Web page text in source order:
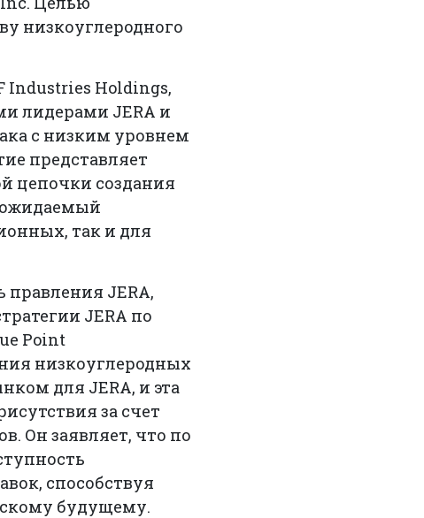
низкоуглеродного
Industries Holdings,
лидерами JERA и
с низким уровнем
представляет
цепочки создания
ожидаемый
так и для
JERA,
JERA по
Point
низкоуглеродных
для JERA, и эта
за счет
Он заявляет, что по
способствуя
будущему.